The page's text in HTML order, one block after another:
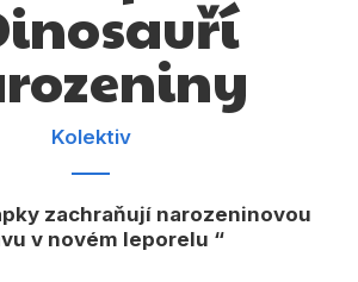
Kolektiv
zachraňují narozeninovou
v novém leporelu